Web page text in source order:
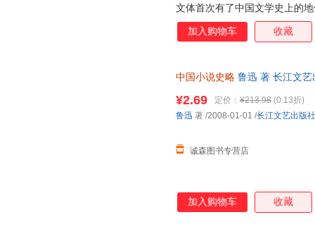
文体首次有了中国文学史上的
于文学写作者，尤其是小说创
的。书中先生甄选的文摘、包
加入购物车 收藏
中国小说史略 鲁迅 著 长江文
¥2.69 定价： ¥213.98 (0.13折)
诚森图书专营店
鲁迅 著 /2008-01-01 /长江文艺出版社
加入购物车 收藏